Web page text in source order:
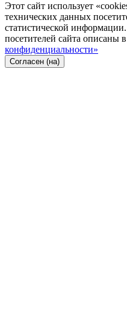
Этот сайт использует
технических данных
статистической
посетителей сайта описаны в
конфиденциальности»
Согласен (на)